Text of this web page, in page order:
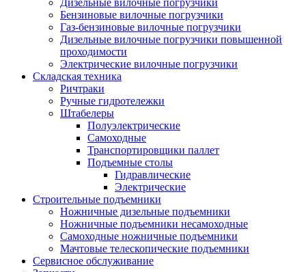
Бензиновые вилочные погрузчики
Газ-бензиновые вилочные погрузчики
Дизельные вилочные погрузчики повышенной
проходимости
Электрические вилочные погрузчики
Складская техника
Ричтраки
Ручные гидротележки
Штабелеры
Полуэлектрические
Самоходные
Транспортировщики паллет
Подъемные столы
Гидравлические
Электрические
Строительные подъемники
Ножничные дизельные подъемники
Ножничные подъемники несамоходные
Самоходные ножничные подъемники
Мачтовые телескопические подъемники
Сервисное обслуживание